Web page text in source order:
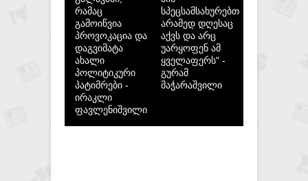
რამაც
გამოიწვია
პროვოკაცია და
დაგვიმატა
ახალი
პოლიტიკური
პატიმრები -
ირაკლი
ფავლენიშვილი
სპეცსამსახურებთან,
არამედ დღესაც
აქვს და არც
უარყოფენ ამ
ყველაფერს" -
გურამ
მაჭარაშვილი